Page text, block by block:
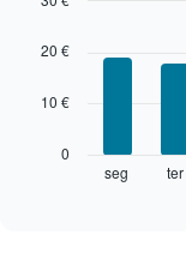
O
meses
abcissa.
chart
bars.
graphic.
seg ter
0
10 €
20 €